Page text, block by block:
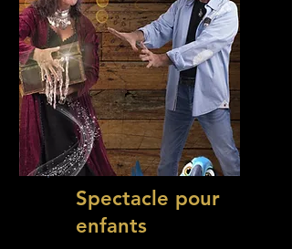
Spectacle pour
enfants